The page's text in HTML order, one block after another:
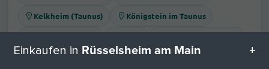
Kelkheim (Taunus) Königstein im Taunus
Einkaufen in Rüsselsheim am Main